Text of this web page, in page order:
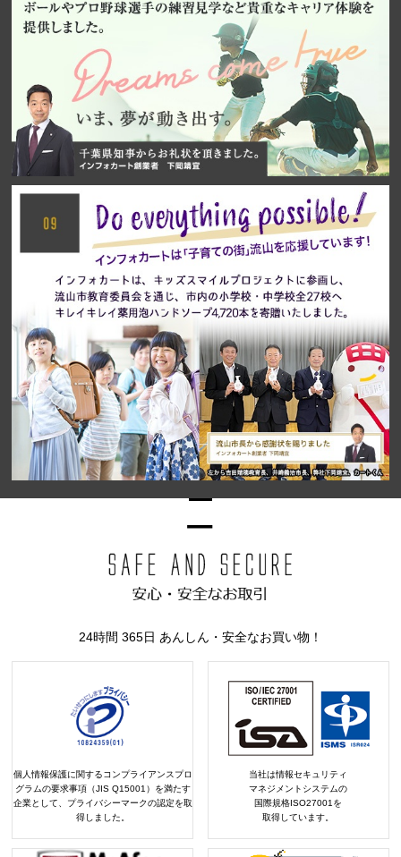
24時間 365日 あんしん・安全なお買い物！
個人情報保護に関するコンプライアンスプロ
グラムの要求事項（JIS Q15001）を満たす
企業として、プライバシーマークの認定を取
得しました。
当社は情報セキュリティ
マネジメントシステムの
国際規格ISO27001を
取得しています。